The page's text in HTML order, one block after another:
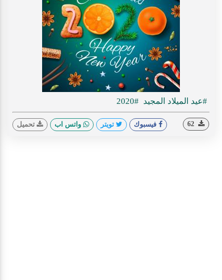
#عيد الميلاد المجيد #2020
فيسبوك تويتر واتس اب تحميل